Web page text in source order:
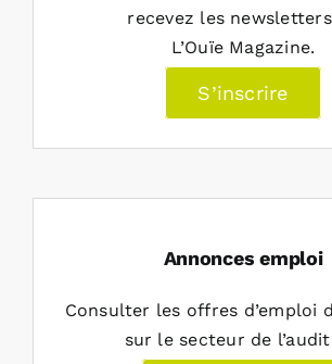
recevez les
L’Ouïe Magazine.
S’inscrire
Annonces emploi
Consulter les offres d’emploi
sur le secteur de